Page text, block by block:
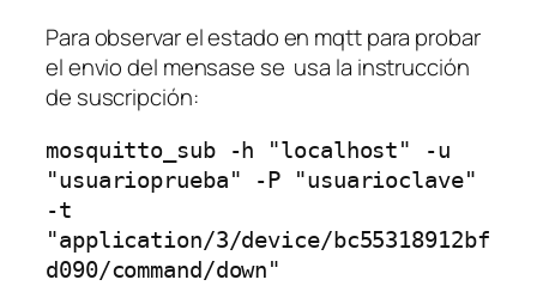
Para observar el estado en mqtt para probar
el envio del mensase se usa la instrucción
de suscripción:
mosquitto_sub -h "localhost" -u
"usuarioprueba" -P "usuarioclave"
-t
"application/3/device/bc55318912bf
d090/command/down"